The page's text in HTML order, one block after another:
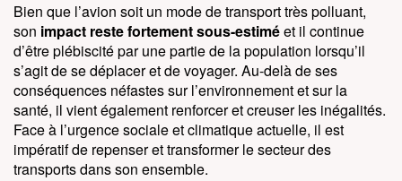
Bien que l’avion soit un mode de transport très polluant,
son impact reste fortement sous-estiméet il continue
d’être plébiscité par une partie de la population lorsqu’il
s’agit de se déplacer et de voyager. Au-delà de ses
conséquences néfastes sur l’environnement et sur la
santé, il vient également renforcer et creuser les inégalités.
Face à l’urgence sociale et climatique actuelle, il est
impératif de repenser et transformer le secteur des
transports dans son ensemble.